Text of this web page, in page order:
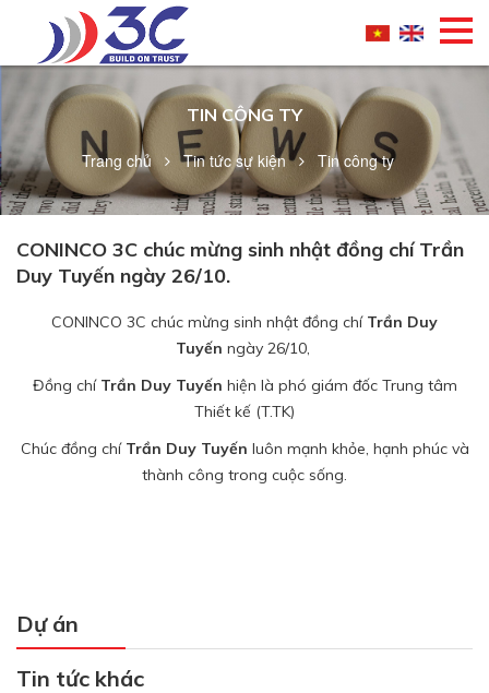
TIN CÔNG TY
Trang chủ Tin tức sự kiện Tin công ty
CONINCO 3C chúc mừng sinh nhật đồng chí Trần
Duy Tuyến ngày 26/10.
CONINCO 3C chúc mừng sinh nhật đồng chí Trần Duy
Tuyến ngày 26/10,
Đồng chí Trần Duy Tuyến hiện là phó giám đốc Trung tâm
Thiết kế (T.TK)
Chúc đồng chí Trần Duy Tuyến luôn mạnh khỏe, hạnh phúc và
thành công trong cuộc sống.
Dự án
Tin tức khác